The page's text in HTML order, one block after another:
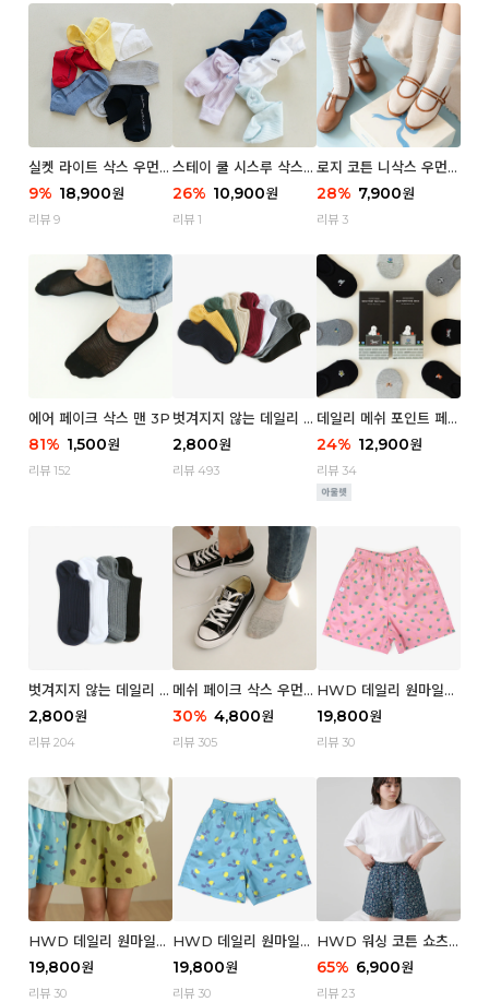
실켓 라이트 삭스 우먼 3
P
9% 18,900원
리뷰 9
스테이 쿨 시스루 삭스
우먼 2P
26% 10,900원
리뷰 1
로지 코튼 니삭스 우먼 1
P
28% 7,900원
리뷰 3
에어 페이크 삭스 맨 3P
81% 1,500원
리뷰 152
벗겨지지 않는 데일리 페
이크 삭스 (우먼)
2,800원
리뷰 493
데일리 메쉬 포인트 페이
크 삭스 우먼 4P
24% 12,900원
리뷰 34
벗겨지지 않는 데일리 페
이크 삭스 (맨)
2,800원
리뷰 204
메쉬 페이크 삭스 우먼 3
P
30% 4,800원
리뷰 305
HWD 데일리 원마일
쇼츠 - 04 Aroma (우
먼)
19,800원
리뷰 30
HWD 데일리 원마일
쇼츠 - 03 Poodle (우
먼)
19,800원
리뷰 30
HWD 데일리 원마일
쇼츠 - 02 Chouchou
(우먼)
19,800원
리뷰 30
HWD 워싱 코튼 쇼츠
(우먼) - 03 Berry tre
e
65% 6,900원
리뷰 23